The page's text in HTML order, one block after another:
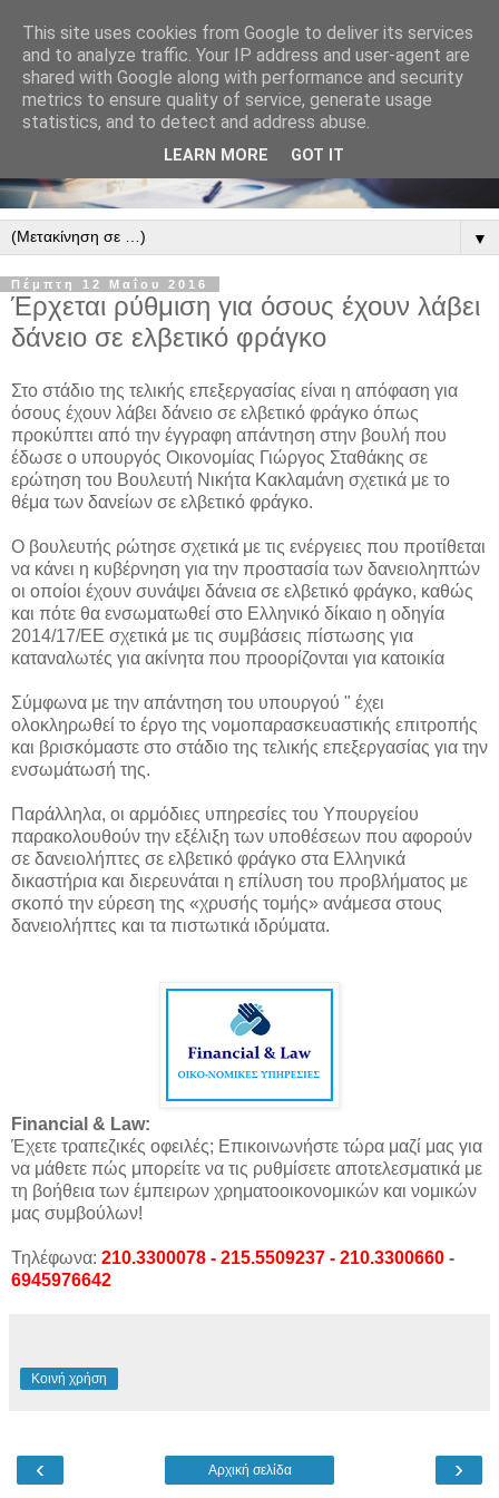
▼
Πέμπτη 12 Μαΐου 2016
Έρχεται ρύθμιση για όσους έχουν λάβει
δάνειο σε ελβετικό φράγκο
Στο στάδιο της τελικής επεξεργασίας είναι η απόφαση για
όσους έχουν λάβει δάνειο σε ελβετικό φράγκο όπως
προκύπτει από την έγγραφη απάντηση στην βουλή που
έδωσε ο υπουργός Οικονομίας Γιώργος Σταθάκης σε
ερώτηση του Βουλευτή Νικήτα Κακλαμάνη σχετικά με το
θέμα των δανείων σε ελβετικό φράγκο.
Ο βουλευτής ρώτησε σχετικά με τις ενέργειες που προτίθεται
να κάνει η κυβέρνηση για την προστασία των δανειοληπτών
οι οποίοι έχουν συνάψει δάνεια σε ελβετικό φράγκο, καθώς
και πότε θα ενσωματωθεί στο Ελληνικό δίκαιο η οδηγία
2014/17/ΕΕ σχετικά με τις συμβάσεις πίστωσης για
καταναλωτές για ακίνητα που προορίζονται για κατοικία
Σύμφωνα με την απάντηση του υπουργού " έχει
ολοκληρωθεί το έργο της νομοπαρασκευαστικής επιτροπής
και βρισκόμαστε στο στάδιο της τελικής επεξεργασίας για την
ενσωμάτωσή της.
Παράλληλα, οι αρμόδιες υπηρεσίες του Υπουργείου
παρακολουθούν την εξέλιξη των υποθέσεων που αφορούν
σε δανειολήπτες σε ελβετικό φράγκο στα Ελληνικά
δικαστήρια και διερευνάται η επίλυση του προβλήματος με
σκοπό την εύρεση της «χρυσής τομής» ανάμεσα στους
δανειολήπτες και τα πιστωτικά ιδρύματα.
Financial & Law:
Έχετε τραπεζικές οφειλές; Επικοινωνήστε τώρα μαζί μας για
να μάθετε πώς μπορείτε να τις ρυθμίσετε αποτελεσματικά με
τη βοήθεια των έμπειρων χρηματοοικονομικών και νομικών
μας συμβούλων!
Τηλέφωνα: 210.3300078 - 215.5509237 - 210.3300660 -
6945976642
Κοινή χρήση
‹ ›
Αρχική σελίδα
This site uses cookies from Google to deliver its services
and to analyze traffic. Your IP address and user-agent are
shared with Google along with performance and security
metrics to ensure quality of service, generate usage
statistics, and to detect and address abuse.
LEARN MORE GOT IT